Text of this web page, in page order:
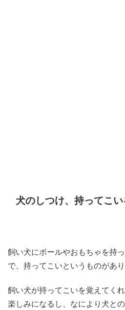
犬のしつけ、持ってこ
飼い犬にボールやおもちゃを持
で、持ってこいというものがあり
飼い犬が持ってこいを覚えてく
楽しみになるし、なにより犬と